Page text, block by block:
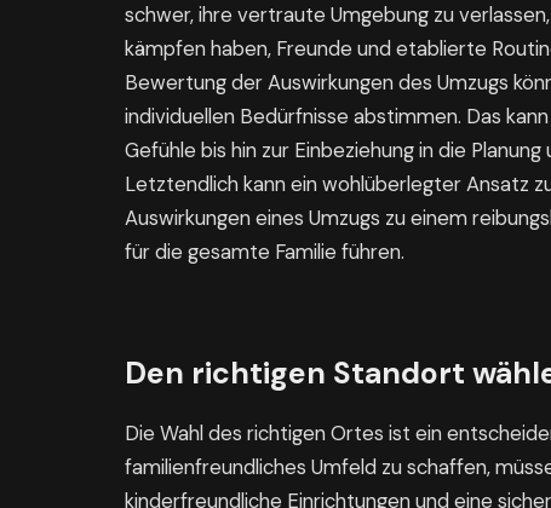
schwer, ihre vertraute Umgebung zu
kämpfen haben, Freunde und etablierte
Bewertung der Auswirkungen des Umzugs
individuellen Bedürfnisse abstimmen. Das
Gefühle bis hin zur Einbeziehung in die
Letztendlich kann ein wohlüberlegter Ansatz
Auswirkungen eines Umzugs zu einem
für die gesamte Familie führen.
Den richtigen Standort
Die Wahl des richtigen Ortes ist ein
familienfreundliches Umfeld zu schaffen,
kinderfreundliche Einrichtungen und eine